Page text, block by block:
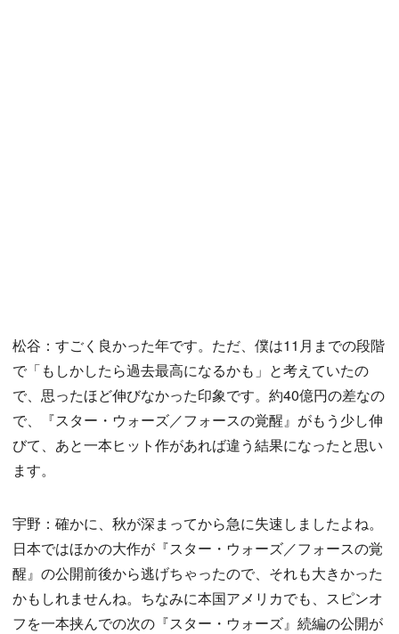
松谷：すごく良かった年です。ただ、僕は11月までの段階
で「もしかしたら過去最高になるかも」と考えていたの
で、思ったほど伸びなかった印象です。約40億円の差なの
で、『スター・ウォーズ／フォースの覚醒』がもう少し伸
びて、あと一本ヒット作があれば違う結果になったと思い
ます。
宇野：確かに、秋が深まってから急に失速しましたよね。
日本ではほかの大作が『スター・ウォーズ／フォースの覚
醒』の公開前後から逃げちゃったので、それも大きかった
かもしれませんね。ちなみに本国アメリカでも、スピンオ
フを一本挟んでの次の『スター・ウォーズ』続編の公開が